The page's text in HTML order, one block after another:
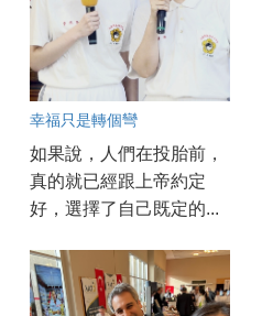
幸福只是轉個彎
如果說，人們在投胎前，
真的就已經跟上帝約定
好，選擇了自己既定的...